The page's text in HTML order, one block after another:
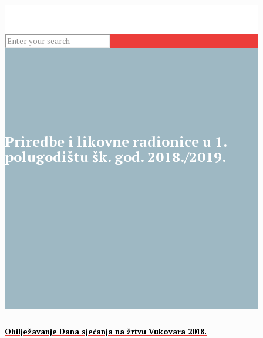
Priredbe i likovne radionice u 1.
polugodištu šk. god. 2018./2019.
Obilježavanje Dana sjećanja na žrtvu Vukovara 2018.